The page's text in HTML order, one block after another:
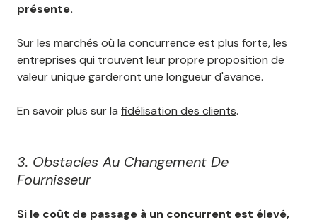
présente.
Sur les marchés où la concurrence est plus forte, les
entreprises qui trouvent leur propre proposition de
valeur unique garderont une longueur d'avance.
En savoir plus sur la fidélisation des clients.
3. Obstacles Au Changement De
Fournisseur
Si le coût de passage à un concurrent est élevé,